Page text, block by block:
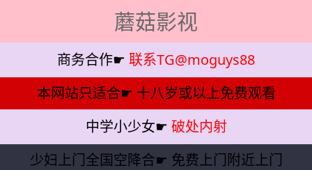
蘑菇影视
商务合作☛ 联系TG@moguys88
本网站只适合☛ 十八岁或以上免费观看
中学小少女☛ 破处内射
少妇上门全国空降合☛ 免费上门附近上门